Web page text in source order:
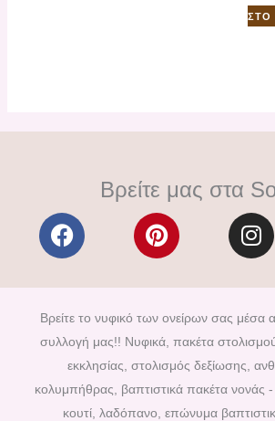
ΣΤΟ
Βρείτε μας στα
F
a
e
b
o
o
k
P
i
t
e
r
e
s
t
I
n
t
a
g
r
a
m
Βρείτε το νυφικό των ονείρων σας μέσα
συλλογή μας!! Νυφικά, πακέτα
εκκλησίας, στολισμός δεξίωσης,
κολυμπήθρας, βαπτιστικά πακέτα νονάς
κουτί, λαδόπανο, επώνυμα